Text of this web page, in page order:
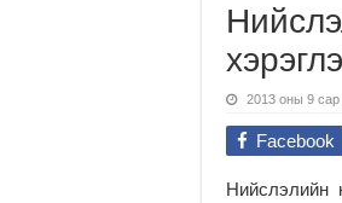
2013 оны 9 сар
Facebook
Нийслэлийн